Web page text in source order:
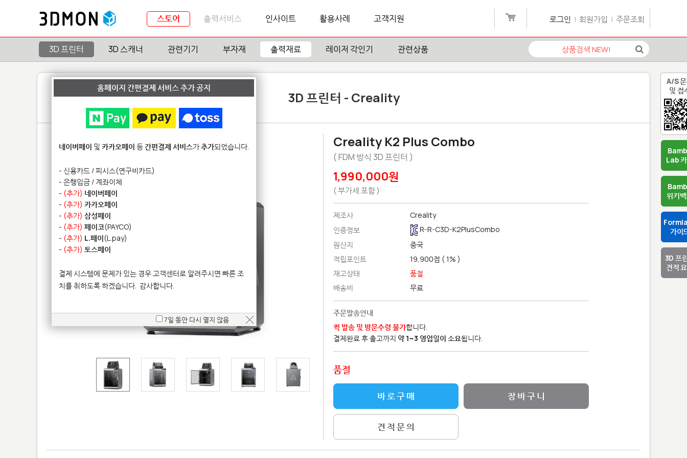
A/S
및 접
Lab
위키
가이
3D 프
견적
스토어 출력서비스 인사이트 활용사례 고객지원 로그인 | 회원가입 | 주문조회
3D 프린터 3D 스캐너 관련기기 부자재 출력재료 레이저 각인기 관련상품
3D 프린터 - Creality
Creality K2 Plus Combo
( FDM 방식 3D 프린터 )
1,990,000원
( 부가세 포함 )
제조사
Creality
인증정보
R-R-C3D-K2PlusCombo
원산지
중국
적립포인트
19,900점 ( 1% )
재고상태
품절
배송비
무료
주문발송안내
퀵 발송 및 방문수령 불가합니다.
결제완료 후 출고까지 약 1~3 영업일이 소요됩니다.
품절
견 적 문 의
홈페이지 간편결제 서비스 추가 공지
네이버페이 및 카카오페이 등간편결제 서비스가추가되었습니다.
- 신용카드 / 피시스(연구비카드)
- 은행입금 / 계좌이체
- (추가) 네이버페이
- (추가) 카카오페이
- (추가) 삼성페이
- (추가) 페이코(PAYCO)
- (추가) L.페이(L.pay)
- (추가) 토스페이
결제 시스템에 문제가 있는 경우 고객센터로 알려주시면 빠른 조
치를 취하도록 하겠습니다. 감사합니다.
7일 동안 다시 열지 않음